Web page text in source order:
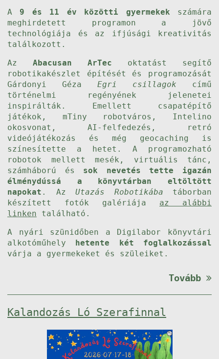
A 9 és 11 év közötti gyermekek számára
meghirdetett programon a jövő
technológiája és az ifjúsági kreativitás
találkozott.
Az Abacusan ArTec oktatást segítő
robotikakészlet építését és programozását
Gárdonyi Géza Egri csillagok című
történelmi regényének jelenetei
inspirálták. Emellett csapatépítő
játékok, mTiny robotváros, Intelino
okosvonat, AI-felfedezés, retró
videójátékozás és még geocaching is
színesítette a hetet. A programozható
robotok mellett mesék, virtuális tánc,
számháború és sok nevetés tette igazán
élménydússá a könyvtárban eltöltött
napokat . Az Utazás Robotikába táborban
készített fotók galériája az alábbi
linken található.
A nyári szünidőben a Digilabor könyvtári
alkotóműhely hetente két foglalkozással
várja a gyermekeket és szüleiket.
Tovább
Kalandozás Ló Szerafinnal